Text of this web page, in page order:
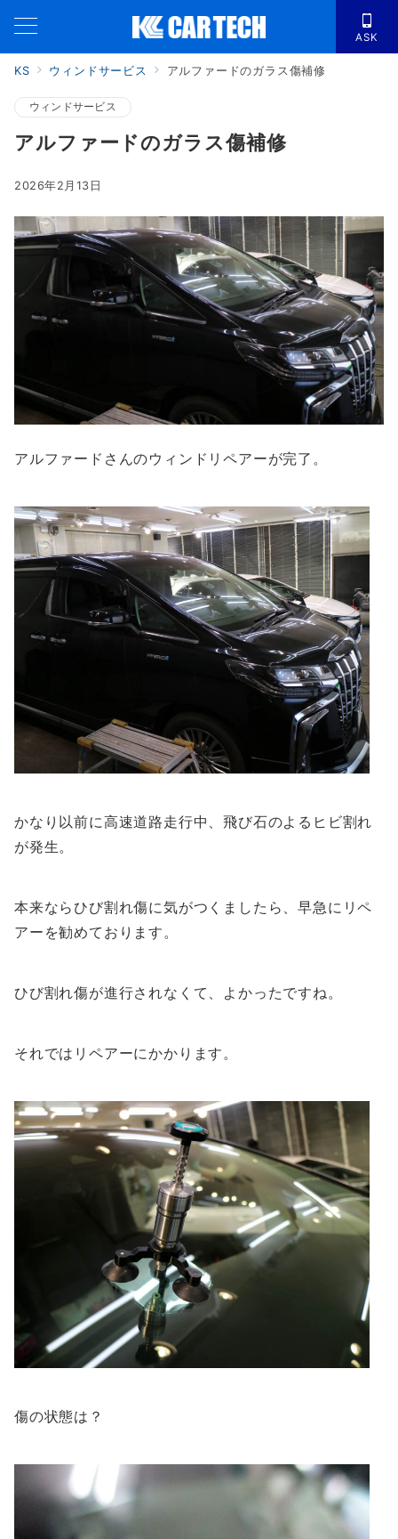
ASK
KS ウィンドサービス アルファードのガラス傷補修
ウィンドサービス
アルファードのガラス傷補修
2026年2月13日
アルファードさんのウィンドリペアーが完了。
かなり以前に高速道路走行中、飛び石のよるヒビ割れ
が発生。
本来ならひび割れ傷に気がつくましたら、早急にリペ
アーを勧めております。
ひび割れ傷が進行されなくて、よかったですね。
それではリペアーにかかります。
傷の状態は？